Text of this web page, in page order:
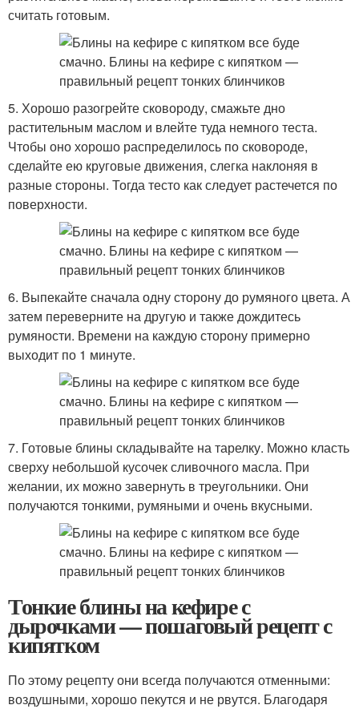
считать готовым.
5. Хорошо разогрейте сковороду, смажьте дно
растительным маслом и влейте туда немного теста.
Чтобы оно хорошо распределилось по сковороде,
сделайте ею круговые движения, слегка наклоняя в
разные стороны. Тогда тесто как следует растечется по
поверхности.
6. Выпекайте сначала одну сторону до румяного цвета. А
затем переверните на другую и также дождитесь
румяности. Времени на каждую сторону примерно
выходит по 1 минуте.
7. Готовые блины складывайте на тарелку. Можно класть
сверху небольшой кусочек сливочного масла. При
желании, их можно завернуть в треугольники. Они
получаются тонкими, румяными и очень вкусными.
Тонкие блины на кефире с
дырочками — пошаговый рецепт с
кипятком
По этому рецепту они всегда получаются отменными:
воздушными, хорошо пекутся и не рвутся. Благодаря